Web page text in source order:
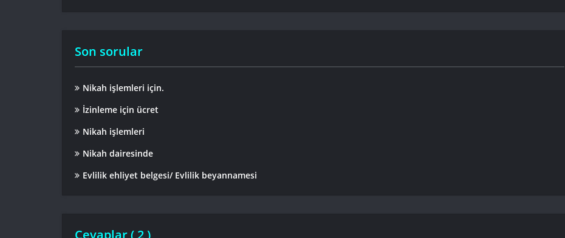
Son sorular
Nikah işlemleri için.
İzinleme için ücret
Nikah işlemleri
Nikah dairesinde
Evlilik ehliyet belgesi/ Evlilik beyannamesi
Cevaplar (2)